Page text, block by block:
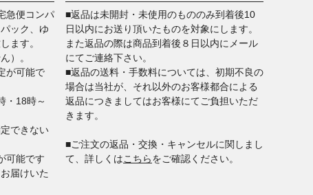
へ
急便コンパ
ック、ゆ
ます。
）。
が可能で
・18時～
できない
可能です
届けいた
■返品は未開封・未使用のもののみ到着後10
日以内にお送り頂いたものを対象にします。
また返品の際は商品到着後８日以内にメール
にてご連絡下さい。
■返品の送料・手数料については、初期不良の
場合は当社が、それ以外のお客様都合による
返品につきましてはお客様にてご負担いただ
きます。
■ご注文の返品・交換・キャンセルに関しまし
て、詳しくはこちらをご確認ください。